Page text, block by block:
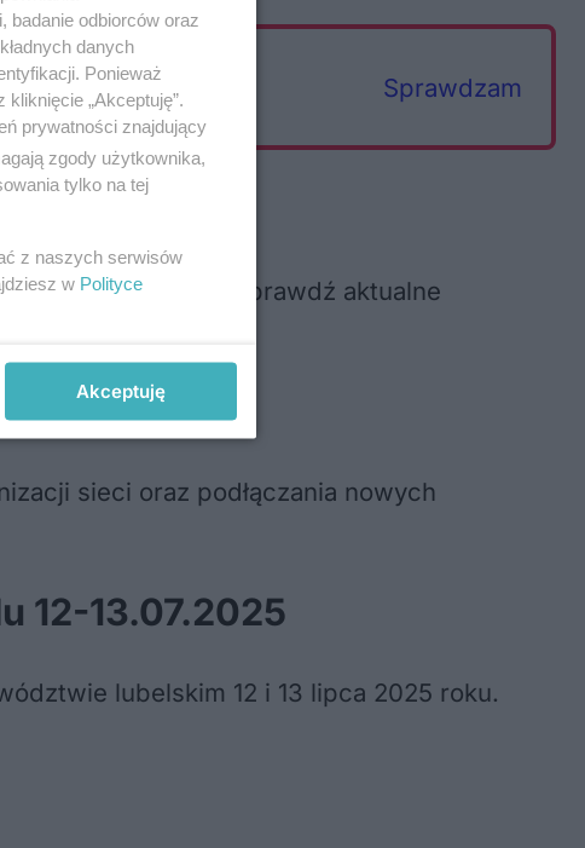
Sprawdzam
numerem 991 lub sprawdź aktualne
sieci oraz podłączania nowych
12-13.07.2025
lubelskim 12 i 13 lipca 2025 roku.
badanie odbiorców oraz
danych
Ponieważ
„Akceptuję”.
prywatności znajdujący
zgody użytkownika,
tylko na tej
z naszych serwisów
w Polityce
Akceptuję